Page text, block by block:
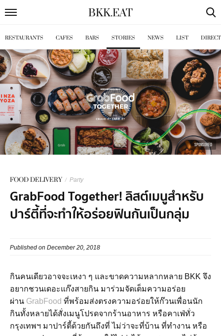
BKK.EAT
RESTAURANTS CAFES BARS STORIES NEWS LIST
SPONSORED
FOOD DELIVERY / Party
GrabFood Together! ลิสต์เมนูสำหรับ
ปาร์ตี้ที่จะทำให้อร่อยฟินกันเป็นกลุ่ม
Published on December 20, 2018
กินคนเดียวอาจจะเหงา ๆ และขาดความหลากหลาย BKK จึง
อยากชวนเดอะแก๊งสายกิน มาร่วมจัดเต็มความอร่อย
ผ่าน GrabFood ที่พร้อมส่งตรงความอร่อยให้ก๊วนเพื่อนนัก
กินทั้งหลายได้สั่งเมนูโปรดจากร้านอาหาร หรือคาเฟ่ทั่ว
กรุงเทพฯ มาปาร์ตี้ด้วยกันถึงที่ ไม่ว่าจะที่บ้าน ที่ทำงาน หรือ